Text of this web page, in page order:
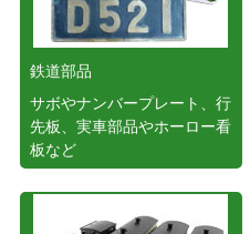
鉄道部品
サボやナンバープレート、行
先板、実車部品やホーロー看
板など